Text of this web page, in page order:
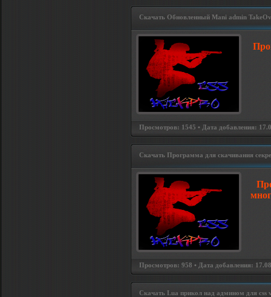
Скачать Обновленный Mani admin
Просмотров: 1545 • Дата добавления:
Скачать Программа для скачивания
Просмотров: 958 • Дата добавления:
Скачать Lua прикол над админом для css